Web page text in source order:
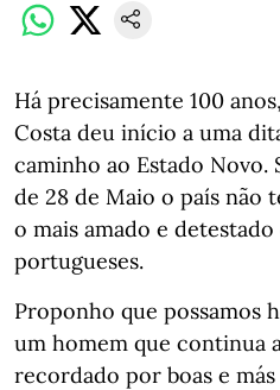
Há precisamente 100
Costa deu início a uma
caminho ao Estado Novo.
de 28 de Maio o país não
o mais amado e
portugueses.
Proponho que possamos
um homem que continua
recordado por boas e